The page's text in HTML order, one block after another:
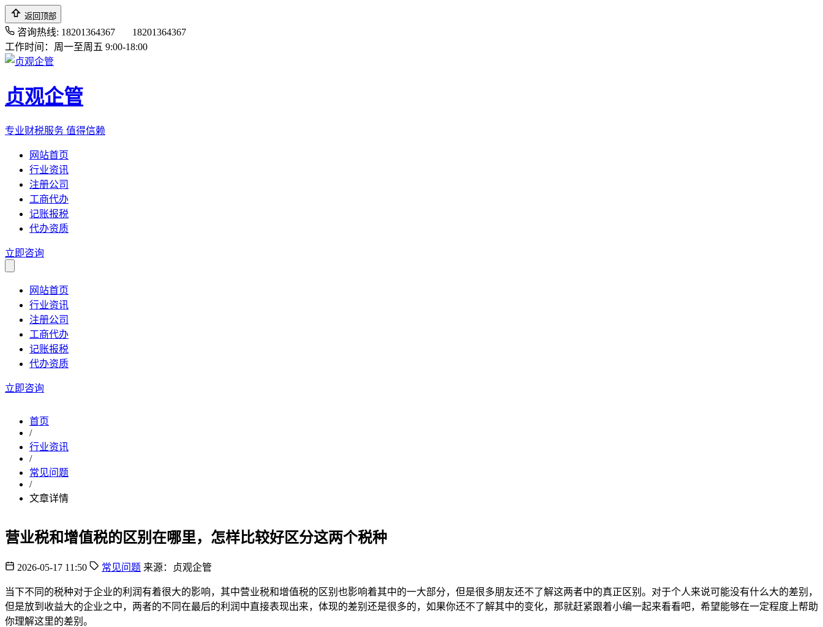
返回顶部
咨询热线: 18201364367
18201364367
工作时间：周一至周五 9:00-18:00
贞观企管
专业财税服务 值得信赖
网站首页
行业资讯
注册公司
工商代办
记账报税
代办资质
立即咨询
网站首页
行业资讯
注册公司
工商代办
记账报税
代办资质
立即咨询
首页
/
行业资讯
/
常见问题
/
文章详情
营业税和增值税的区别在哪里，怎样比较好区分这两个税种
2026-05-17 11:50 常见问题 来源：贞观企管
当下不同的税种对于企业的利润有着很大的影响，其中营业税和增值税的区别也影响着其中的一大部分，但是很多朋友还不了解这两者中的真正区别。对于个人来说可能没有什么大的差别，
但是放到收益大的企业之中，两者的不同在最后的利润中直接表现出来，体现的差别还是很多的，如果你还不了解其中的变化，那就赶紧跟着小编一起来看看吧，希望能够在一定程度上帮助
你理解这里的差别。